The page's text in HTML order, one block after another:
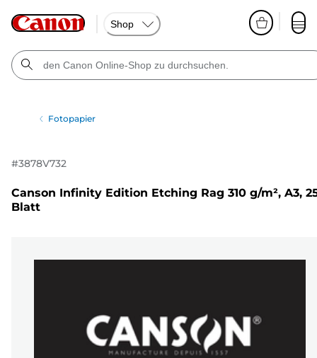
Shop
Fotopapier
#3878V732
Canson Infinity Edition Etching Rag 310 g/m², A3,
Blatt